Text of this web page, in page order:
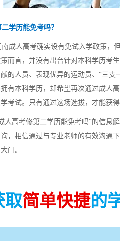
学历能免考吗？
成人高考确实设有免试入学政策，
而言，并没有出台针对本科学历考
的人员、表现优异的运动员、“三
有本科学历，却希望再次通过成人
考试。只有通过这场选拔，才能获
高考修第二学历能免考吗“的信息
，相信通过与专业老师的有效沟通
门。
取简单快捷的